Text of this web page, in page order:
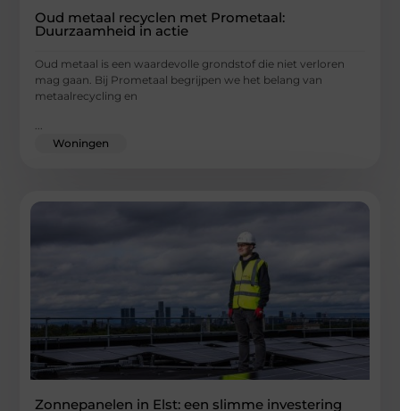
Oud metaal recyclen met Prometaal:
Duurzaamheid in actie
Oud metaal is een waardevolle grondstof die niet verloren
mag gaan. Bij Prometaal begrijpen we het belang van
metaalrecycling en
Woningen
Zonnepanelen in Elst: een slimme investering